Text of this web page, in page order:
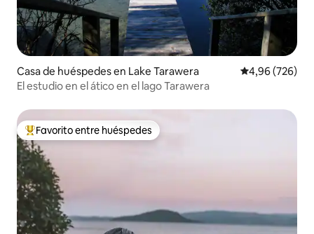
Casa de huéspedes en Lake Tarawera Calificación
4,96 (726)
El estudio en el ático en el lago Tarawera
Favorito entre los huéspedes más destacados
Favorito entre huéspedes